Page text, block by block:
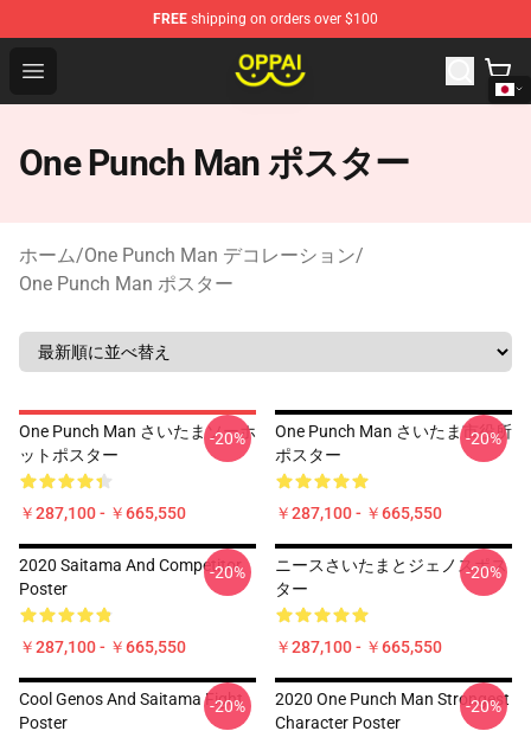
FREE shipping on orders over $100
Open menu
Oppai Store - Official Oppai Merchandise Shop
One Punch Man ポスター
ホーム/One Punch Man デコレーション/
One Punch Man ポスター
One Punch Man さいたまソーホ
ットポスター
￥287,100 - ￥665,550
-20%
One Punch Man さいたま市役所
ポスター
￥287,100 - ￥665,550
-20%
2020 Saitama And Competitor
Poster
￥287,100 - ￥665,550
-20%
ニースさいたまとジェノスポス
ター
￥287,100 - ￥665,550
-20%
Cool Genos And Saitama Fight
Poster
-20%
2020 One Punch Man Strongest
Character Poster
-20%